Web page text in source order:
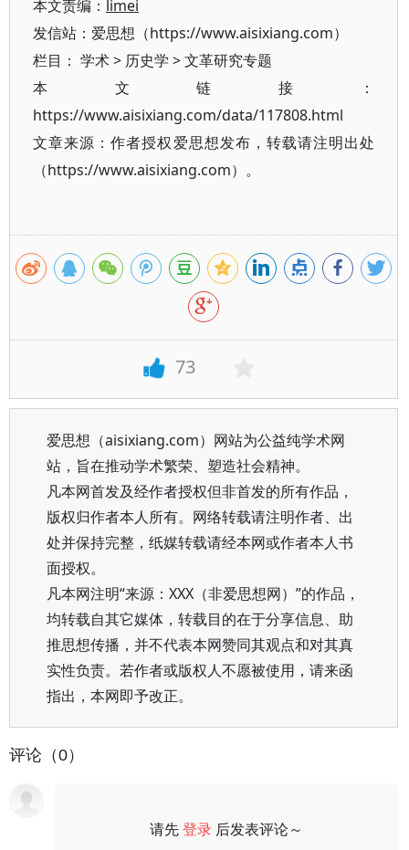
本文责编： limei
发信站：爱思想（https://www.aisixiang.com）
栏目： 学术> 历史学 >文革研究专题
本文链接：
https://www.aisixiang.com/data/117808.html
文章来源：作者授权爱思想发布，转载请注明出处
（https://www.aisixiang.com）。
73
爱思想（aisixiang.com）网站为公益纯学术网
站，旨在推动学术繁荣、塑造社会精神。
凡本网首发及经作者授权但非首发的所有作品，
版权归作者本人所有。网络转载请注明作者、出
处并保持完整，纸媒转载请经本网或作者本人书
面授权。
凡本网注明“来源：XXX（非爱思想网）”的作品，
均转载自其它媒体，转载目的在于分享信息、助
推思想传播，并不代表本网赞同其观点和对其真
实性负责。若作者或版权人不愿被使用，请来函
指出，本网即予改正。
评论（0）
请先登录 后发表评论～